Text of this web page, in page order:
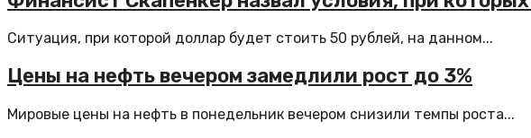
Ситуация, при которой доллар будет стоить 50 рублей, на данном...
Цены на нефть вечером замедлили рост до 3%
Мировые цены на нефть в понедельник вечером снизили темпы роста...